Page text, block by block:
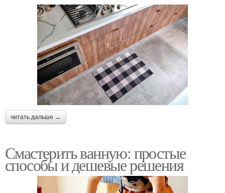
читать дальше →
Смастерить ванную: простые
способы и дешевые решения